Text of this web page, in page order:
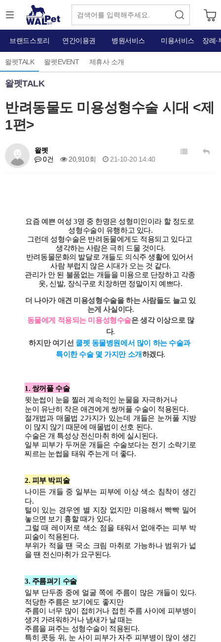
브랜드스토리 연간이용권 병원서비스 미용서비스 장례·
왈펫TALK
왈펫TALK 왈펫EVENT 제휴사 소개
반려동물도 미용성형수술 시대 <제
1편>
왈펫
0건
20,910회 21-10-20 14:40
요즘 예쁜 여성 3명 중 한명은 성형미인이라 할 정도로
성형수술이 유행하고 있다.
그런데 성형수술은 반려동물에게도 적용되고 있다고
생각하는 사람은 극히 드물 것이다.
반려동물문화의 발달로 개들도 의식주 생활에 있어서
사람 부럽지 않은 시대가 오는 것 같다.
관리가 안 된 불품없는 개들을 미용으로 단장하고 각종
옷, 신발, 장식구로 치장하면 정말이지 예쁘다.
더 나아가 애견 미용성형수술을 하는 사람들도 늘고 있
는게 사실이다.
동물에게 적용되는 미용성형수술은 생각 이상으로 많
다.
하지만 여기선 쿨펫 동물병원에서 많이 하는 수술과
특이한 수술 몇 가지만 소개하겠다.
1. 쌍꺼풀 수술
윗눈썹이 눈을 찔러 계속적인 눈물을 자극하거나
눈이 유난히 작은 애견에게 쌍꺼풀 수술이 적용된다.
절개법과 매몰법 2가지가 있는데 개들은 눈꺼풀 지방
이 많지 않기 때문에 매몰법이 선호 된다.
수술은 개 특성상 전신마취 하에 실시된다.
일부 피부가 두꺼운 개들은 수술보다는 전기 소락기로
찌르는 눈썹을 태워 주는게 더 좋다.
2. 피부 박피술
나이든 개들 중 일부는 피부에 이상 색소 침착이 생긴
다.
털이 있는 경우엔 별 지장 없지만 미용해서 빡빡 밀어
놓으면 보기 흉할 때가 있다.
그럴 때 레이저로 색소 점을 태워서 없애주는 피부 박
피술이 적용된다.
부위가 적을 땐 국소 크림 마취로 가능하나 범위가 넓
을 땐 전신마취가 요구된다.
3. 주름펴기 수술
일부 단두종 중에 얼굴 쪽에 주름이 많은 개들이 있다.
적당한 주름은 보기에도 좋지만
주름이 너무 많이 접히거나 접힌 주름 사이에 피부병이
생겨 가려워하거나 냄새가 날 때는
주름을 펴주는 성형수술이 적용된다.
특히 콧등 위, 눈 사이 피부가 자주 피부병이 많이 생긴